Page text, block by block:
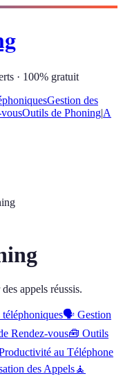
· 100% gratuit
Gestion des
Outils de Phoning|A
appels réussis.
téléphoniques🗣️ Gestion
Rendez-vous🧰 Outils
au Téléphone
des Appels🧘